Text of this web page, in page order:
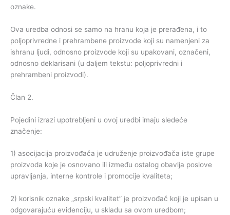
oznake.
Ova uredba odnosi se samo na hranu koja je prerađena, i to
poljoprivredne i prehrambene proizvode koji su namenjeni za
ishranu ljudi, odnosno proizvode koji su upakovani, označeni,
odnosno deklarisani (u daljem tekstu: poljoprivredni i
prehrambeni proizvodi).
Član 2.
Pojedini izrazi upotrebljeni u ovoj uredbi imaju sledeće
značenje:
1) asocijacija proizvođača je udruženje proizvođača iste grupe
proizvoda koje je osnovano ili između ostalog obavlja poslove
upravljanja, interne kontrole i promocije kvaliteta;
2) korisnik oznake „srpski kvalitet” je proizvođač koji je upisan u
odgovarajuću evidenciju, u skladu sa ovom uredbom;